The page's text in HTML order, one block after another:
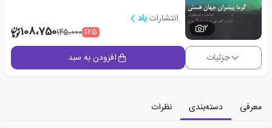
2
انتشارات:باد
٪25145،000108،750
جزئیات افزودن به سبد
معرفی دسته‌بندی
نظرات